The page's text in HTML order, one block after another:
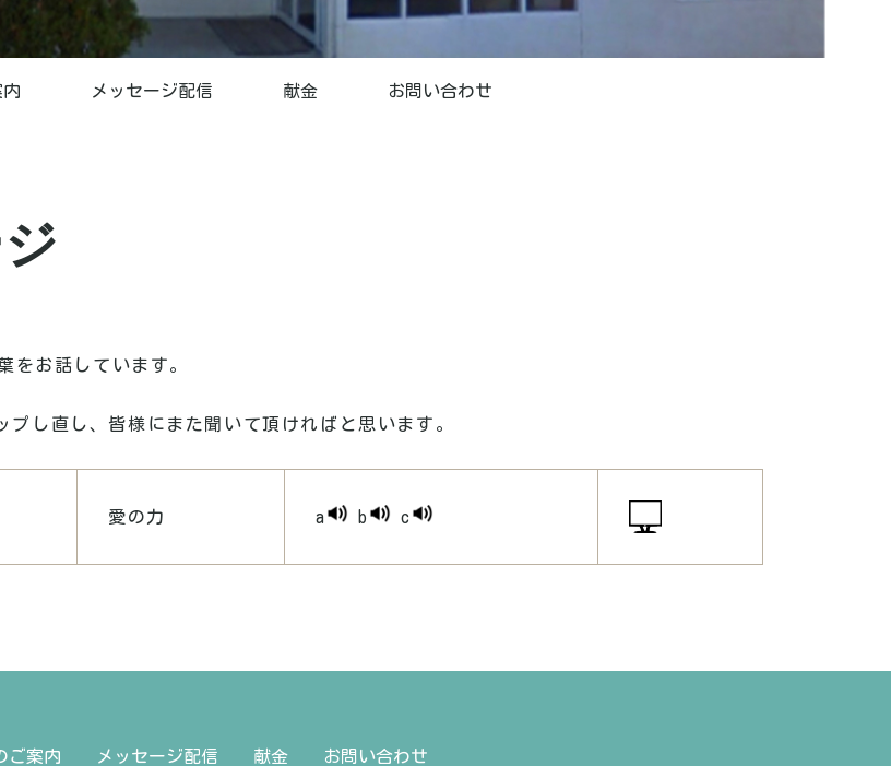
メッセージ配信 献金 お問い合わせ
をお話しています。
し直し、皆様にまた聞いて頂ければと思います。
愛の力 a b c
ご案内 メッセージ配信 献金 お問い合わせ